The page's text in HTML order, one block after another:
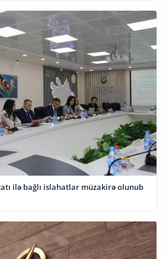
ilə bağlı islahatlar müzakirə olunub